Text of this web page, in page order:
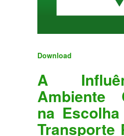
Download
A
Ambiente
na
Transporte